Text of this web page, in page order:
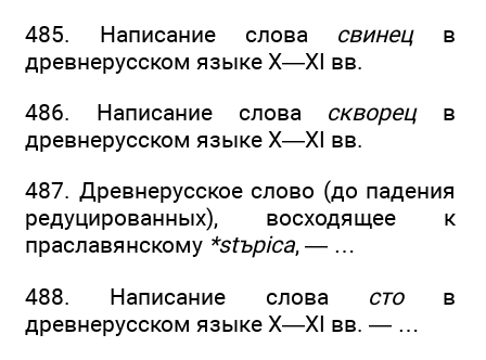
485. Написание слова свинецв
древнерусском языке X—XI вв.
486. Написание слова скворецв
древнерусском языке X—XI вв.
487. Древнерусское слово (до падения
редуцированных), восходящее к
праславянскому *stъpica, — …
488. Написание слова стов
древнерусском языке X—XI вв. — …